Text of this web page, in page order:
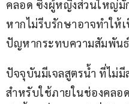
คลอด ซึ่งผู้หญิงส่วนใหญ่มั
หากไม่รีบรักษาอาจทำให้
ปัญหากระทบความสัมพันธ์
ปัจจุบันมีเจลสูตรน้ำ ที่ไม่
สำหรับใช้ภายในช่องคลอ